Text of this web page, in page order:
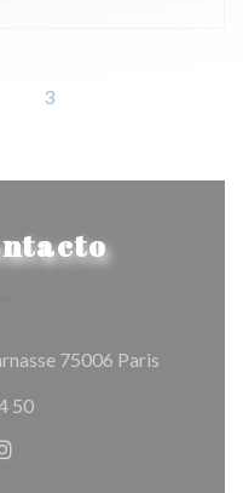
3
75006 Paris((abre
50
((abre numa nova
Instagram ((abre numa